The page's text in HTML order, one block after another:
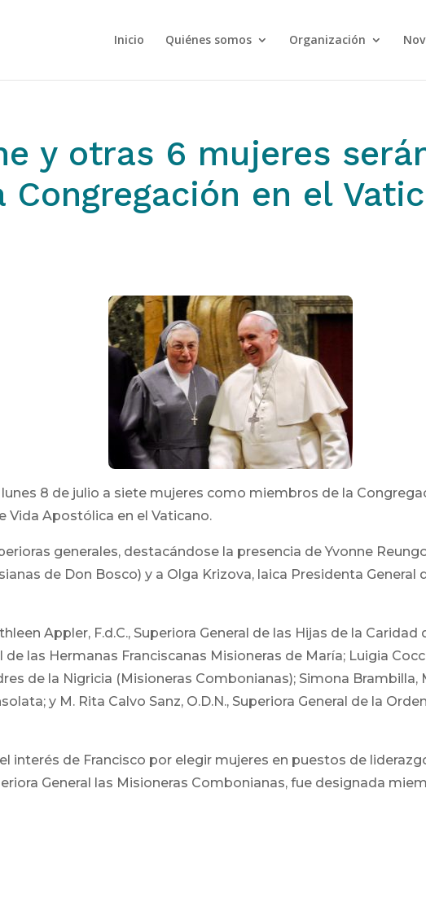
Inicio Quiénes somos Organización
y otras 6 mujeres
Congregación en el
8 de julio a siete mujeres como miembros de la
Vida Apostólica en el Vaticano.
generales, destacándose la presencia de Yvonne
de Don Bosco) y a Olga Krizova, laica Presidenta
Appler, F.d.C., Superiora General de las Hijas de la Caridad
de las Hermanas Franciscanas Misioneras de María; Luigia
de la Nigricia (Misioneras Combonianas); Simona Brambilla,
y M. Rita Calvo Sanz, O.D.N., Superiora General de la
interés de Francisco por elegir mujeres en puestos de
General las Misioneras Combonianas, fue designada